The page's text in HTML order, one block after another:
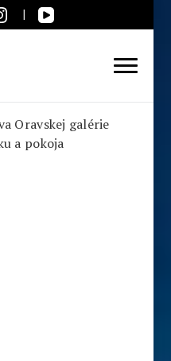
Oravskej galérie
a pokoja